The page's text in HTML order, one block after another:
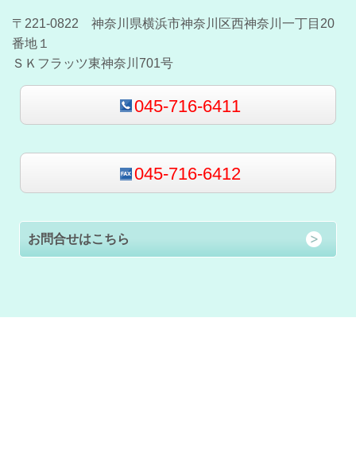
〒221-0822 神奈川県横浜市神奈川区西神奈川一丁目20
番地１
ＳＫフラッツ東神奈川701号
045-716-6411
045-716-6412
お問合せはこちら